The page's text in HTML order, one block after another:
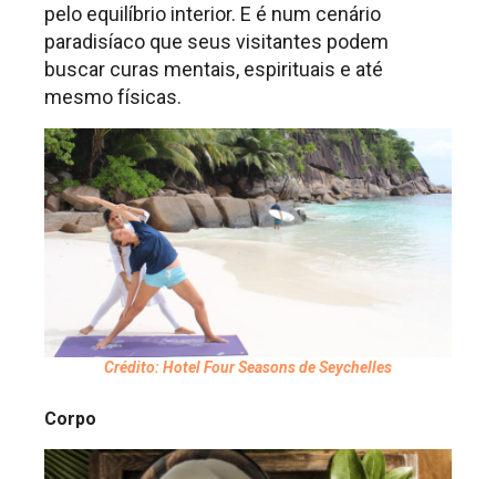
pelo equilíbrio interior. E é num cenário
paradisíaco que seus visitantes podem
buscar curas mentais, espirituais e até
mesmo físicas.
Crédito: Hotel Four Seasons de Seychelles
Corpo